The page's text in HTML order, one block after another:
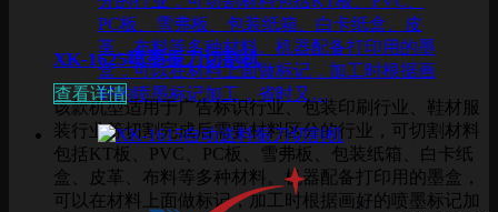
PC板、雪弗板、包装纸箱、白卡纸盒、皮
革、布料等多种材料。机器配备打印用的墨
盒，可以在材料上面做标记，加工时根据画
好的喷墨标记加工，省时又…
XK-1625喷墨振刀切割机
该款机型适用于广告标识行业、包装印刷行业、鞋材服
装行业等切割完成后需要材料区分的行业，可切割材料
包括KT板、PVC、PC板、雪弗板、包装纸箱、白卡纸
盒、皮革、布料等多种材料。机器配备打印用的墨盒，
可以在材料上面做标记，加工时根据画好的喷墨标记加
查看详情